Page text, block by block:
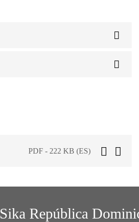
PDF - 222 KB (ES)
Sika República